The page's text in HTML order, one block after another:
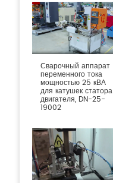
Сварочный аппарат
переменного тока
мощностью 25 кВА
для катушек статора
двигателя, DN-25-
19002